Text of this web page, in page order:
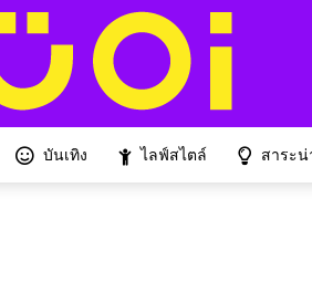
บันเทิง ไลฟ์สไตล์ สาระน่